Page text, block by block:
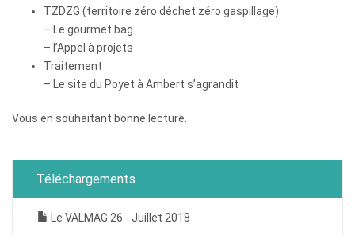
TZDZG (territoire zéro déchet zéro gaspillage)
– Le gourmet bag
– l’Appel à projets
Traitement
– Le site du Poyet à Ambert s’agrandit
Vous en souhaitant bonne lecture.
Téléchargements
Le VALMAG 26 - Juillet 2018